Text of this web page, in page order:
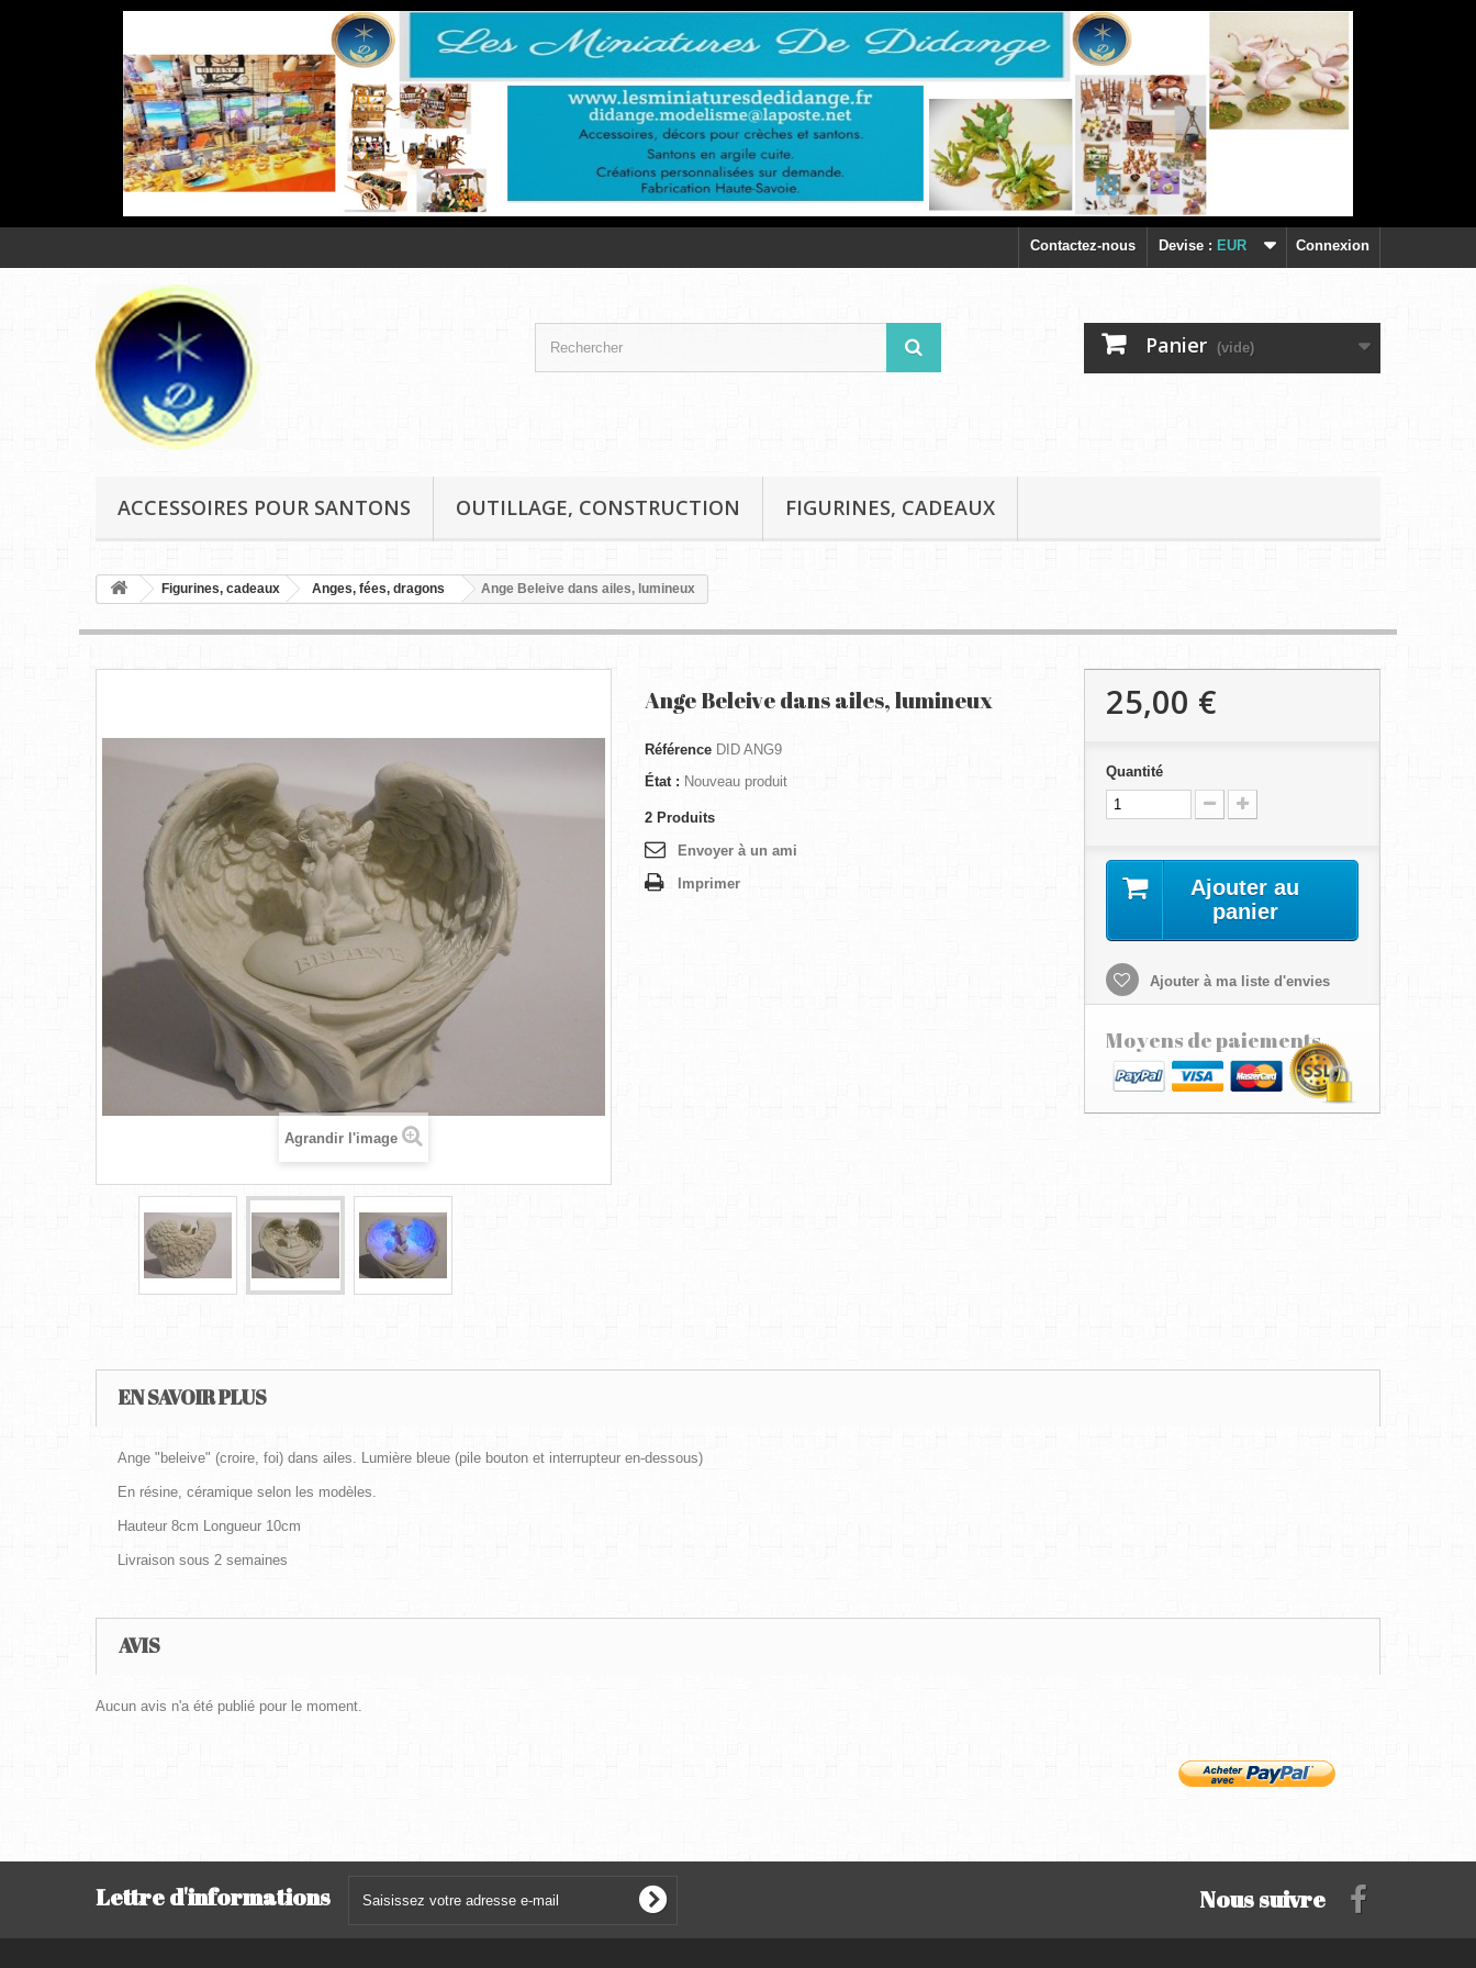
Connexion
Devise : EUR
Contactez-nous
Panier (vide)
ACCESSOIRES POUR SANTONS OUTILLAGE, CONSTRUCTION FIGURINES, CADEAUX
Figurines, cadeaux Anges, fées, dragons Ange Beleive dans ailes, lumineux
Agrandir l'image
Ange Beleive dans ailes, lumineux
Référence DID ANG9
État : Nouveau produit
2 Produits
Envoyer à un ami
Imprimer
25,00 €
Quantité
Ajouter au
panier
Ajouter à ma liste d'envies
Moyens de paiements
EN SAVOIR PLUS
Ange "beleive" (croire, foi) dans ailes. Lumière bleue (pile bouton et interrupteur en-dessous)
En résine, céramique selon les modèles.
Hauteur 8cm Longueur 10cm
Livraison sous 2 semaines
AVIS
Aucun avis n'a été publié pour le moment.
Lettre d'informations Nous suivre